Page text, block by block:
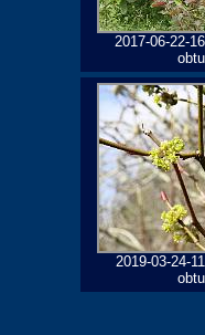
2017-06-22-
2019-03-24-